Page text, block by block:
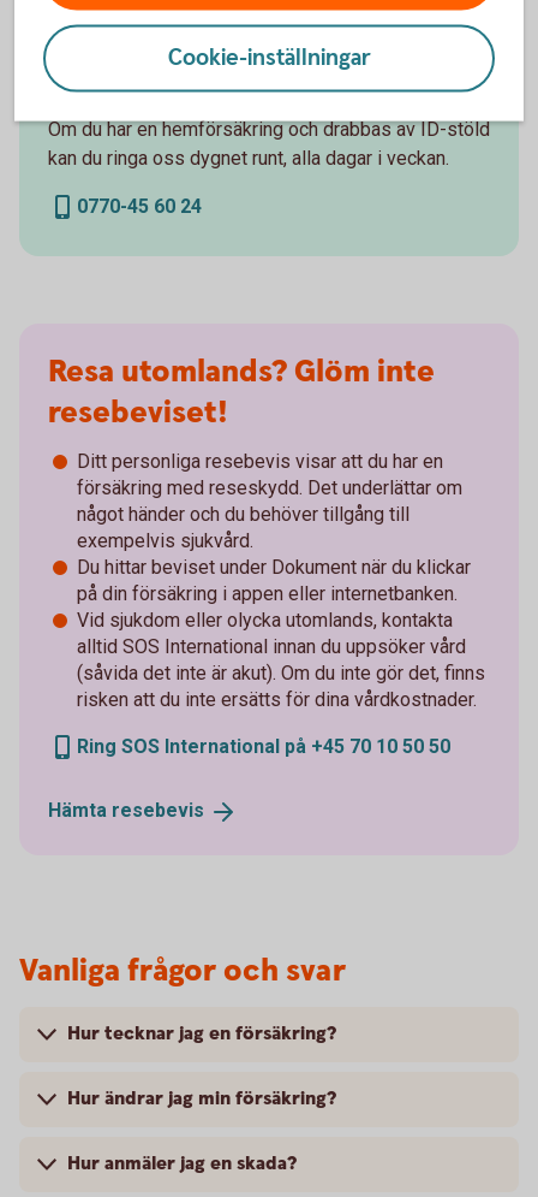
Vägledning och råd om ditt personnummer kapas. Du
kan även få ersättning för juridisk assistans, upp till
100 000 kronor.
Om du har en hemförsäkring och drabbas av ID-stöld
kan du ringa oss dygnet runt, alla dagar i veckan.
0770-45 60 24
Resa utomlands? Glöm inte
resebeviset!
Ditt personliga resebevis visar att du har en
försäkring med reseskydd. Det underlättar om
något händer och du behöver tillgång till
exempelvis sjukvård.
Du hittar beviset under Dokument när du klickar
på din försäkring i appen eller internetbanken.
Vid sjukdom eller olycka utomlands, kontakta
alltid SOS International innan du uppsöker vård
(såvida det inte är akut). Om du inte gör det, finns
risken att du inte ersätts för dina vårdkostnader.
Ring SOS International på +45 70 10 50 50
Hämta resebevis
Vanliga frågor och svar
Hur tecknar jag en försäkring?
Hur ändrar jag min försäkring?
Hur anmäler jag en skada?
Cookie-inställningar